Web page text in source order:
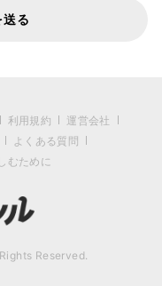
る
利用規約
運営会社
よくある質問
むために
Reserved.